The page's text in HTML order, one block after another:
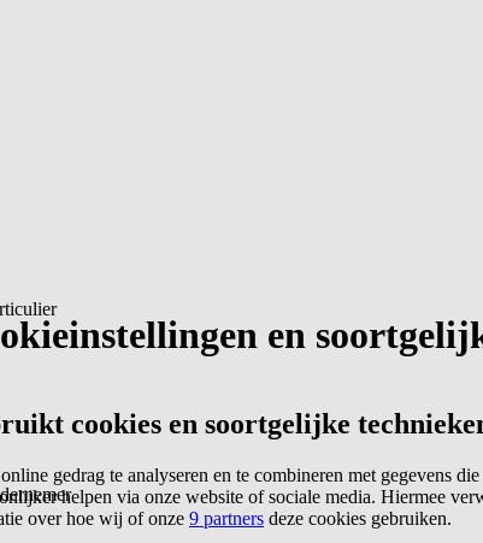
en
cookies en soortgelijke
gedrag te analyseren en te combineren met gegevens
helpen via onze website of sociale media. Hiermee
over hoe wij of onze 9 partners deze cookies gebruiken.